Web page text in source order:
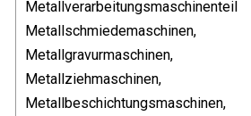
Metallverarbeitungsmaschinenteile,
Metallschmiedemaschinen,
Metallgravurmaschinen,
Metallziehmaschinen,
Metallbeschichtungsmaschinen,